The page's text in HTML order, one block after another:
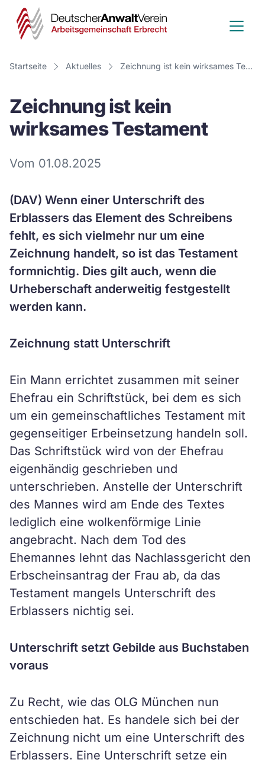
Deutscher
Anwalt
Verein
Erbrecht
Startseite Aktuelles Zeichnung ist kein wirksames Testament
Zeichnung ist kein
wirksames Testament
Vom 01.08.2025
(DAV) Wenn einer Unterschrift des
Erblassers das Element des Schreibens
fehlt, es sich vielmehr nur um eine
Zeichnung handelt, so ist das Testament
formnichtig. Dies gilt auch, wenn die
Urheberschaft anderweitig festgestellt
werden kann.
Zeichnung statt Unterschrift
Ein Mann errichtet zusammen mit seiner
Ehefrau ein Schriftstück, bei dem es sich
um ein gemeinschaftliches Testament mit
gegenseitiger Erbeinsetzung handeln soll.
Das Schriftstück wird von der Ehefrau
eigenhändig geschrieben und
unterschrieben. Anstelle der Unterschrift
des Mannes wird am Ende des Textes
lediglich eine wolkenförmige Linie
angebracht. Nach dem Tod des
Ehemannes lehnt das Nachlassgericht den
Erbscheinsantrag der Frau ab, da das
Testament mangels Unterschrift des
Erblassers nichtig sei.
Unterschrift setzt Gebilde aus Buchstaben
voraus
Zu Recht, wie das OLG München nun
entschieden hat. Es handele sich bei der
Zeichnung nicht um eine Unterschrift des
Erblassers. Eine Unterschrift setze ein